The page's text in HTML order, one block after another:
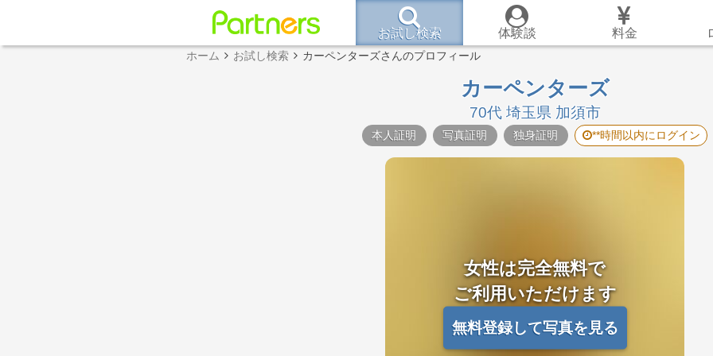
お試し検索 体験談 料金
ホーム お試し検索 カーペンターズさんのプロフィール
カーペンターズ
70代 埼玉県 加須市
本人証明 写真証明 独身証明 **時間以内にログイン
女性は完全無料で
ご利用いただけます
無料登録して写真を見る